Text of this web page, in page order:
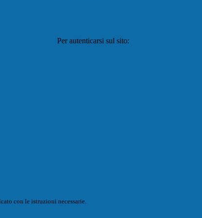
Per autenticarsi sul sito:
con le istruzioni necessarie.